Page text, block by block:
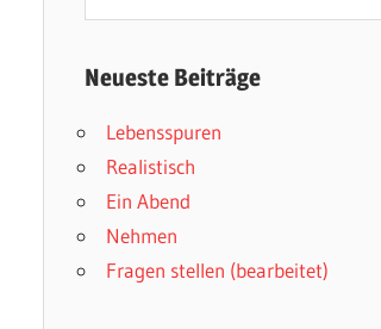
nach:
Neueste Beiträge
Lebensspuren
Realistisch
Ein Abend
Nehmen
Fragen stellen (bearbeitet)